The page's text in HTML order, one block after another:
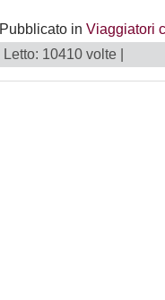
Pubblicato in Viaggiatori
Letto: 10410 volte |